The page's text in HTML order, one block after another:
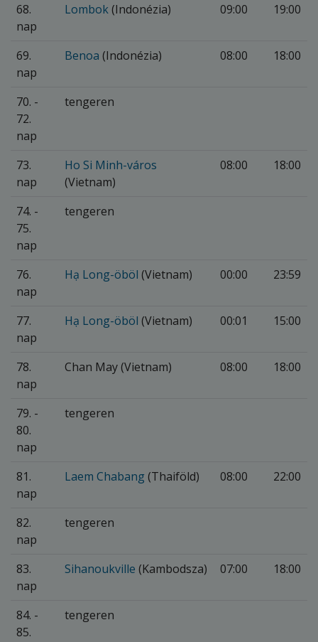
68.
nap
Lombok(Indonézia) 09:00 19:00
69.
nap
Benoa (Indonézia) 08:00 18:00
70. -
72.
nap
tengeren
73.
nap
Ho Si Minh-város
(Vietnam)
08:00 18:00
74. -
75.
nap
tengeren
76.
nap
Hạ Long-öböl (Vietnam) 00:00 23:59
77.
nap
Hạ Long-öböl (Vietnam) 00:01 15:00
78.
nap
Chan May (Vietnam) 08:00 18:00
79. -
80.
nap
tengeren
81.
nap
Laem Chabang (Thaiföld) 08:00 22:00
82.
nap
tengeren
83.
nap
Sihanoukville (Kambodsza) 07:00 18:00
84. -
85.
tengeren